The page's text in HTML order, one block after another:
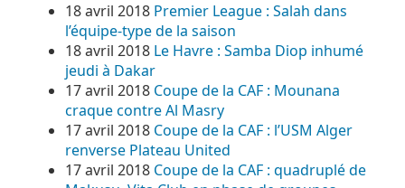
18 avril 2018 Premier League : Salah dans
l’équipe-type de la saison
18 avril 2018 Le Havre : Samba Diop inhumé
jeudi à Dakar
17 avril 2018 Coupe de la CAF : Mounana
craque contre Al Masry
17 avril 2018 Coupe de la CAF : l’USM Alger
renverse Plateau United
17 avril 2018 Coupe de la CAF : quadruplé de